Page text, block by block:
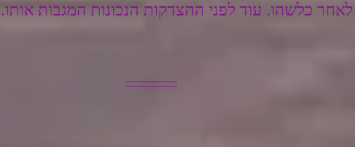
כלשהו. עוד לפני ההצדקות הנכונות המגבות אותו.